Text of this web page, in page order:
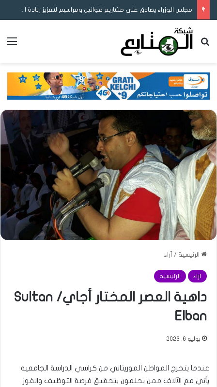
مجلس الوزراء يصادق على مشاريع قوانين ومراسيم لتعزيز ريادة الأعمال والمحتوى المحلي وإصلاح التوثيق والتعليم
بحث عن
الرئيسية / آراء
آراء الرئيسية
داهية العصر المختار أجاي/ Sultan
Elban
يوليو 6, 2023
عندما يتخرج المواطن الموريتاني من كراسي الدراسة الجامعية
يأتي مع الآلاف ممن يحلمون بتحقيق فرصة التوظيف والفوز